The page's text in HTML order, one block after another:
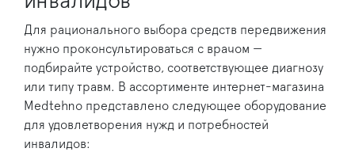
Для рационального выбора средств передвижения
нужно проконсультироваться с врачом —
подбирайте устройство, соответствующее диагнозу
или типу травм. В ассортименте интернет-магазина
Medtehno представлено следующее оборудование
для удовлетворения нужд и потребностей
инвалидов: